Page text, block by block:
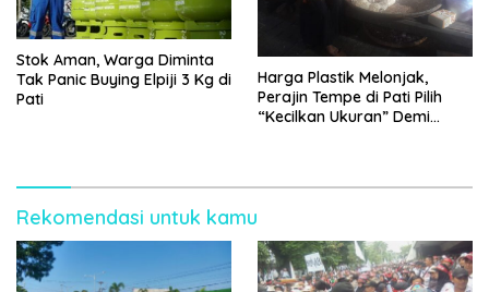
Stok Aman, Warga Diminta
Tak Panic Buying Elpiji 3 Kg di
Pati
Harga Plastik Melonjak,
Perajin Tempe di Pati Pilih
“Kecilkan Ukuran” Demi
Rekomendasi untuk kamu